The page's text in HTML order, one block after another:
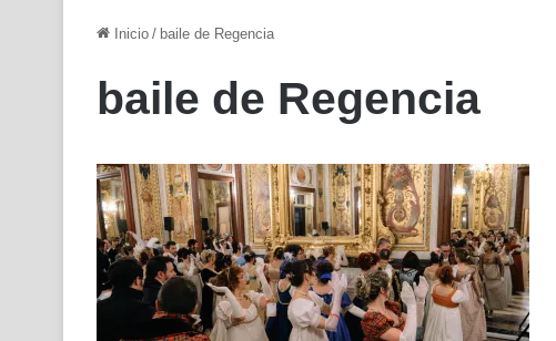
Inicio / baile de Regencia
baile de Regencia